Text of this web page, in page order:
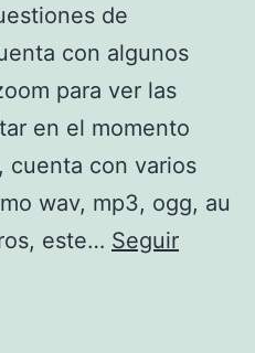
de
con algunos
para ver las
en el momento
cuenta con varios
wav, mp3, ogg, au
este… Seguir